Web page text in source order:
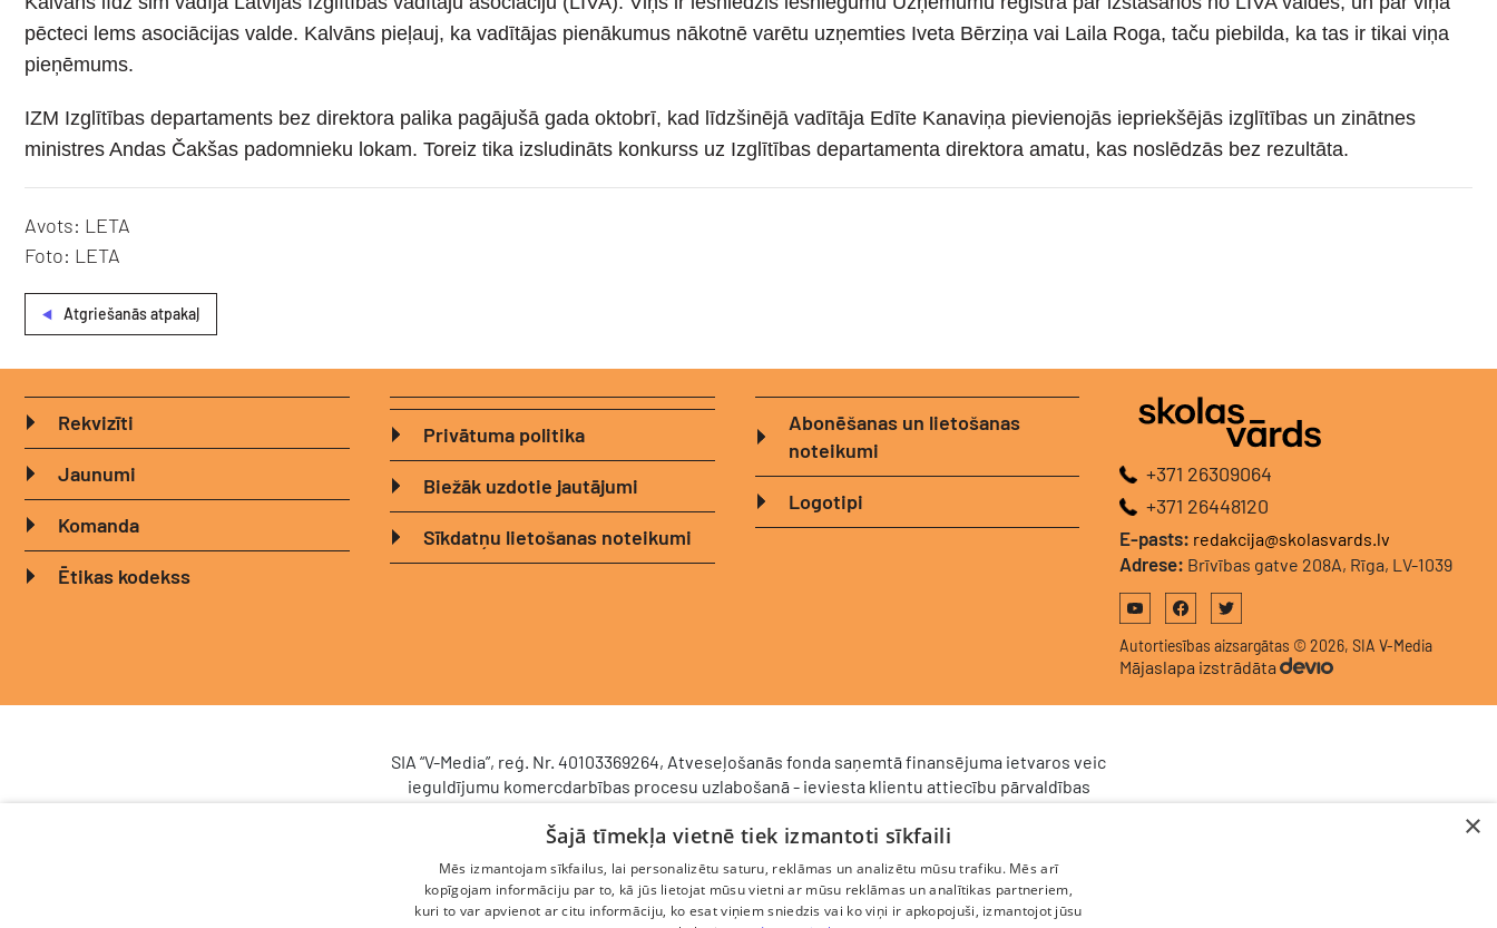
pēcteci lems asociācijas valde. Kalvāns pieļauj, ka vadītājas pienākumus nākotnē varētu uzņemties Iveta Bērziņa vai Laila Roga, taču piebilda, ka tas ir tikai viņa
pieņēmums.
IZM Izglītības departaments bez direktora palika pagājušā gada oktobrī, kad līdzšinējā vadītāja Edīte Kanaviņa pievienojās iepriekšējās izglītības un zinātnes
ministres Andas Čakšas padomnieku lokam. Toreiz tika izsludināts konkurss uz Izglītības departamenta direktora amatu, kas noslēdzās bez rezultāta.
Avots: LETA
Foto: LETA
Atgriešanās atpakaļ
Rekvizīti
Jaunumi
Komanda
Ētikas kodekss
Privātuma politika
Biežāk uzdotie jautājumi
Sīkdatņu lietošanas noteikumi
Abonēšanas un lietošanas
noteikumi
Logotipi
+371 26309064
+371 26448120
E-pasts: redakcija@skolasvards.lv
Adrese: Brīvības gatve 208A, Rīga, LV-1039
Autortiesības aizsargātas © 2026, SIA V-Media
Mājaslapa izstrādāta
SIA “V-Media”, reģ. Nr. 40103369264, Atveseļošanās fonda saņemtā finansējuma ietvaros veic
ieguldījumu komercdarbības procesu uzlabošanā - ieviesta klientu attiecību pārvaldības
Latvijas Investīciju un attīstības aģentūru par atbalsta saņemšanu saskaņā ar
Atveseļošanas un noturības mehānisma plāna 2. komponenti “Digitālā transformācija”
(atbalsta pieteikuma Nr. DIGI/2024/1253). Projekta ietvaros ieviesta klientu un darba
procesu pārvaldības sistēma Scoro, uzlabojot pārdošanas procesu, centralizējot klientu
×
Šajā tīmekļa vietnē tiek izmantoti sīkfaili
Mēs izmantojam sīkfailus, lai personalizētu saturu, reklāmas un analizētu mūsu trafiku. Mēs arī
kopīgojam informāciju par to, kā jūs lietojat mūsu vietni ar mūsu reklāmas un analītikas partneriem,
kuri to var apvienot ar citu informāciju, ko esat viņiem sniedzis vai ko viņi ir apkopojuši, izmantojot jūsu